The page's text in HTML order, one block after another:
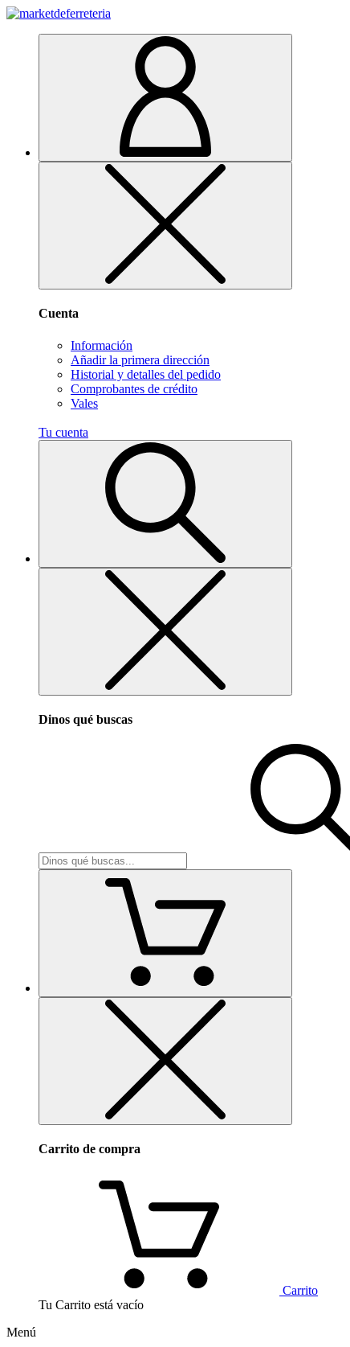
Cuenta
Información
Añadir la primera dirección
Historial y detalles del pedido
Comprobantes de crédito
Vales
Tu cuenta
Dinos qué buscas
Carrito de compra
Carrito
Tu Carrito está vacío
Menú